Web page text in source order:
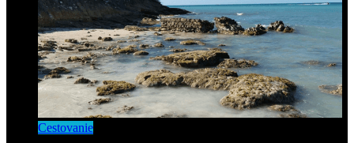
Cestovanie